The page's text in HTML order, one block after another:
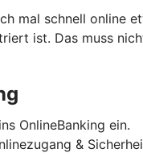
mal schnell online
ist. Das muss
OnlineBanking ein.
&